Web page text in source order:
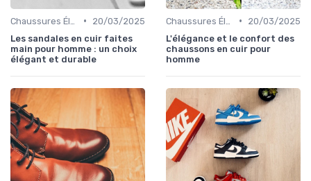
•
20/03/2025
Les sandales en cuir faites
main pour homme : un choix
élégant et durable
•
20/03/2025
L'élégance et le confort des
chaussons en cuir pour
homme